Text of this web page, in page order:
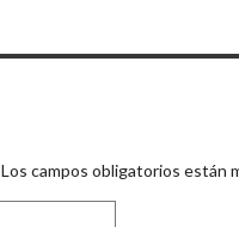
Los campos obligatorios están